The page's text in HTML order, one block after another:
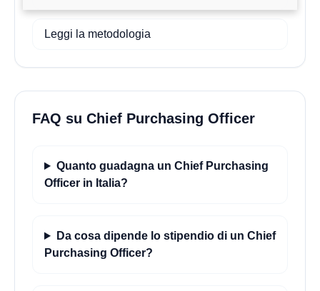
Leggi la metodologia
FAQ su Chief Purchasing Officer
Quanto guadagna un Chief Purchasing
Officer in Italia?
Da cosa dipende lo stipendio di un Chief
Purchasing Officer?